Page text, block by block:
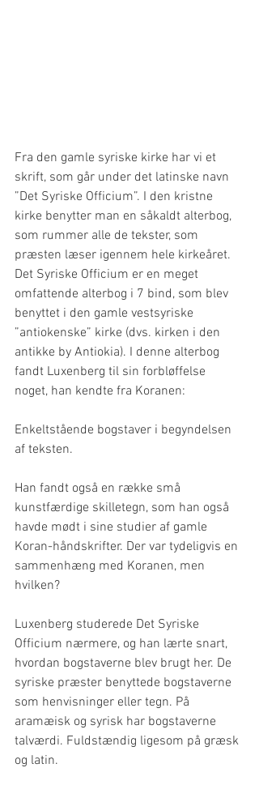
Fra den gamle syriske kirke har vi et
skrift, som går under det latinske navn
”Det Syriske Officium”. I den kristne
kirke benytter man en såkaldt alterbog,
som rummer alle de tekster, som
præsten læser igennem hele kirkeåret.
Det Syriske Officium er en meget
omfattende alterbog i 7 bind, som blev
benyttet i den gamle vestsyriske
”antiokenske” kirke (dvs. kirken i den
antikke by Antiokia). I denne alterbog
fandt Luxenberg til sin forbløffelse
noget, han kendte fra Koranen:
Enkeltstående bogstaver i begyndelsen
af teksten.
Han fandt også en række små
kunstfærdige skilletegn, som han også
havde mødt i sine studier af gamle
Koran-håndskrifter. Der var tydeligvis en
sammenhæng med Koranen, men
hvilken?
Luxenberg studerede Det Syriske
Officium nærmere, og han lærte snart,
hvordan bogstaverne blev brugt her. De
syriske præster benyttede bogstaverne
som henvisninger eller tegn. På
aramæisk og syrisk har bogstaverne
talværdi. Fuldstændig ligesom på græsk
og latin.